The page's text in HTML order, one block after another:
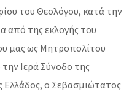
του Θεολόγου, κατά την
από της εκλογής του
μας ως Μητροπολίτου
Ιερά Σύνοδο της
Ελλάδος, ο Σεβασμιώτατος